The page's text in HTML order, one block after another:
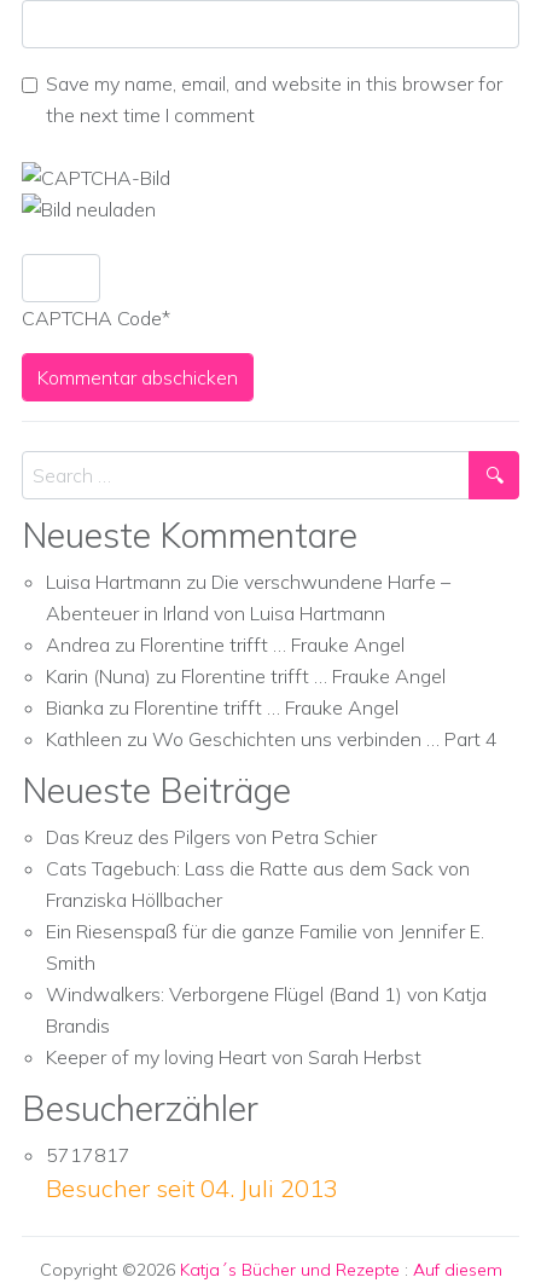
Save my name, email, and website in this browser for
the next time I comment
CAPTCHA Code*
Search
Neueste Kommentare
Luisa Hartmann zu Die verschwundene Harfe –
Abenteuer in Irland von Luisa Hartmann
Andrea zu Florentine trifft … Frauke Angel
Karin (Nuna) zu Florentine trifft … Frauke Angel
Bianka zu Florentine trifft … Frauke Angel
Kathleen zu Wo Geschichten uns verbinden … Part 4
Neueste Beiträge
Das Kreuz des Pilgers von Petra Schier
Cats Tagebuch: Lass die Ratte aus dem Sack von
Franziska Höllbacher
Ein Riesenspaß für die ganze Familie von Jennifer E.
Smith
Windwalkers: Verborgene Flügel (Band 1) von Katja
Brandis
Keeper of my loving Heart von Sarah Herbst
Besucherzähler
5717817
Besucher seit 04. Juli 2013
Copyright ©2026 Katja´s Bücher und Rezepte : Auf diesem